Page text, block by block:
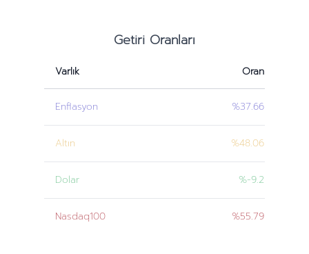
Getiri Oranları
Varlık Oran
Enflasyon %37.66
Altın %48.06
Dolar %-9.2
Nasdaq100 %55.79